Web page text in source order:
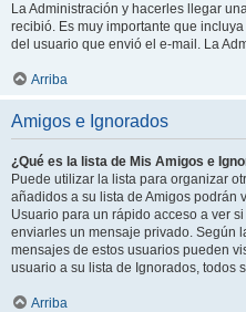
La Administración y hacerles llegar
recibió. Es muy importante que
del usuario que envió el e-mail. La
Arriba
Amigos e Ignorados
¿Qué es la lista de Mis Amigos e
Puede utilizar la lista para organizar
añadidos a su lista de Amigos podrán
Usuario para un rápido acceso a ver
enviarles un mensaje privado. Según
mensajes de estos usuarios pueden
usuario a su lista de Ignorados, todos
Arriba